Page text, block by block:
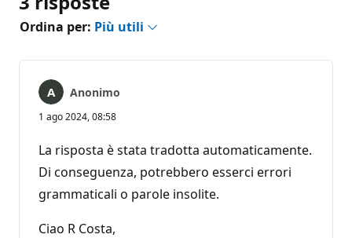
Ordina per: Più utili
Anonimo
1 ago 2024, 08:58
La risposta è stata tradotta automaticamente.
Di conseguenza, potrebbero esserci errori
grammaticali o parole insolite.
Ciao R Costa,